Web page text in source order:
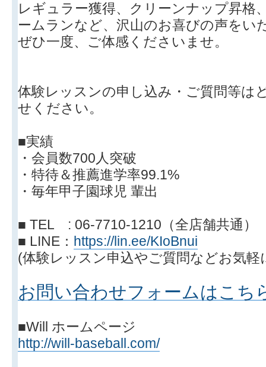
レギュラー獲得、クリーンナップ昇格
ームランなど、沢山のお喜びの声をい
ぜひ一度、ご体感くださいませ。
体験レッスンの申し込み・ご質問等は
せください。
■実績
・会員数700人突破
・特待＆推薦進学率99.1%
・毎年甲子園球児 輩出
■ TEL : 06-7710-1210（全店舗共通）
■ LINE： https://lin.ee/KIoBnui
(体験レッスン申込やご質問などお気軽
お問い合わせフォームはこち
■Will ホームページ
http://will-baseball.com/